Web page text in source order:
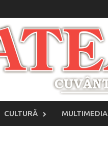
CULTURĂ MULTIMEDIA